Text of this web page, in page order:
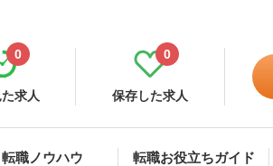
求人
0
保存した求人
0
転職ノウハウ 転職お役立ちガイド